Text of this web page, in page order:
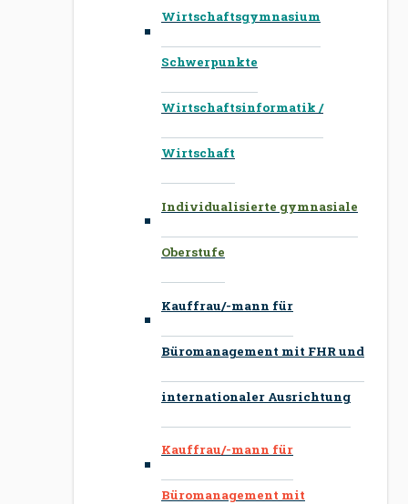
Wirtschaftsgymnasium
Schwerpunkte
Wirtschaftsinformatik /
Wirtschaft
Individualisierte gymnasiale
Oberstufe
Kauffrau/-mann für
Büromanagement mit FHR und
internationaler Ausrichtung
Kauffrau/-mann für
Büromanagement mit